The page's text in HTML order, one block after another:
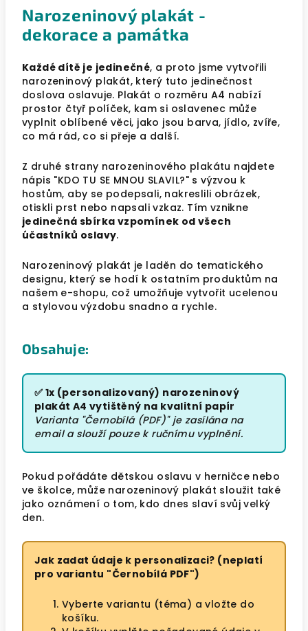
Narozeninový plakát -
dekorace a památka
Každé dítě je jedinečné, a proto jsme vytvořili
narozeninový plakát, který tuto jedinečnost
doslova oslavuje. Plakát o rozměru A4 nabízí
prostor čtyř políček, kam si oslavenec může
vyplnit oblíbené věci, jako jsou barva, jídlo, zvíře,
co má rád, co si přeje a další.
Z druhé strany narozeninového plakátu najdete
nápis "KDO TU SE MNOU SLAVIL?" s výzvou k
hostům, aby se podepsali, nakreslili obrázek,
otiskli prst nebo napsali vzkaz. Tím vznikne
jedinečná sbírka vzpomínek od všech
účastníků oslavy.
Narozeninový plakát je laděn do tematického
designu, který se hodí k ostatním produktům na
našem e-shopu, což umožňuje vytvořit ucelenou
a stylovou výzdobu snadno a rychle.
Obsahuje:
✅ 1x (personalizovaný) narozeninový
plakát A4 vytištěný na kvalitní papír
Varianta "Černobílá (PDF)" je zasílána na
email a slouží pouze k ručnímu vyplnění.
Pokud pořádáte dětskou oslavu v herničce nebo
ve školce, může narozeninový plakát sloužit také
jako oznámení o tom, kdo dnes slaví svůj velký
den.
Jak zadat údaje k personalizaci? (neplatí
pro variantu "Černobílá PDF")
Vyberte variantu (téma) a vložte do
košíku.